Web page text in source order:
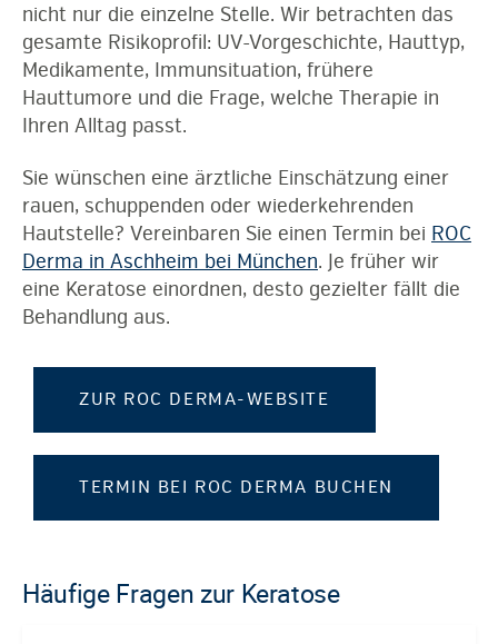
nicht nur die einzelne Stelle. Wir betrachten das
gesamte Risikoprofil: UV-Vorgeschichte, Hauttyp,
Medikamente, Immunsituation, frühere
Hauttumore und die Frage, welche Therapie in
Ihren Alltag passt.
Sie wünschen eine ärztliche Einschätzung einer
rauen, schuppenden oder wiederkehrenden
Hautstelle? Vereinbaren Sie einen Termin bei ROC
Derma in Aschheim bei München. Je früher wir
eine Keratose einordnen, desto gezielter fällt die
Behandlung aus.
ZUR ROC DERMA-WEBSITE
TERMIN BEI ROC DERMA BUCHEN
Häufige Fragen zur Keratose